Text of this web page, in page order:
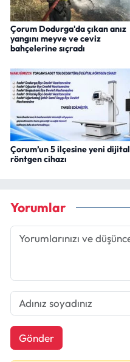
Çorum Dodurga'da çıkan anız
yangını meyve ve ceviz
bahçelerine sıçradı
Çorum’un 5 ilçesine yeni dijital
röntgen cihazı
Yorumlar
Gönder